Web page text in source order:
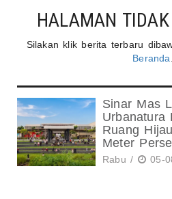
HALAMAN
Silakan klik berita terbaru
Beranda
Sinar Mas
Urbanatura
Ruang
Meter
Rabu / 05-